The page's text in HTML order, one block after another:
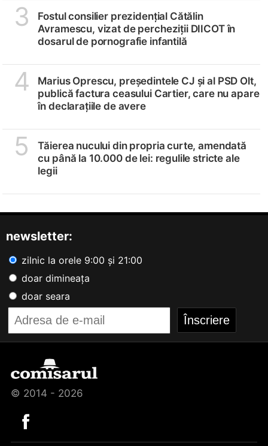
3
Fostul consilier prezidențial Cătălin
Avramescu, vizat de percheziții DIICOT în
dosarul de pornografie infantilă
4
Marius Oprescu, președintele CJ și al PSD Olt,
publică factura ceasului Cartier, care nu apare
în declarațiile de avere
5
Tăierea nucului din propria curte, amendată
cu până la 10.000 de lei: regulile stricte ale
legii
newsletter:
zilnic la orele 9:00 și 21:00
doar dimineața
doar seara
© 2014 - 2026